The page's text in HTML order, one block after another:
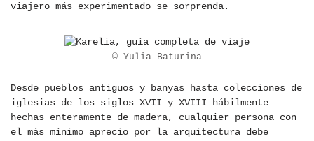
viajero más experimentado se sorprenda.
© Yulia Baturina
Desde pueblos antiguos y banyas hasta colecciones de
iglesias de los siglos XVII y XVIII hábilmente
hechas enteramente de madera, cualquier persona con
el más mínimo aprecio por la arquitectura debe